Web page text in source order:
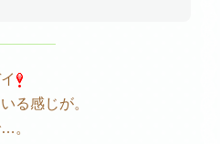
る感じが。
。